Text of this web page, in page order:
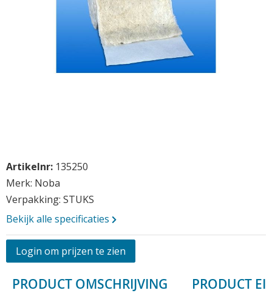
Opmerkingen
Artikelnr: 135250
Merk: Noba
Verpakking: STUKS
Bekijk alle specificaties
Login om prijzen te zien
naar
het
begin
de
afbeeldingen-
gallerij
PRODUCT OMSCHRIJVING PRODUCT